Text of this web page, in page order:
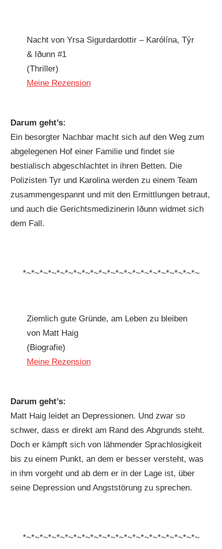
Nacht von Yrsa Sigurdardottir – Karólína, Týr
& Iðunn #1
(Thriller)
Meine Rezension
Darum geht’s:
Ein besorgter Nachbar macht sich auf den Weg zum
abgelegenen Hof einer Familie und findet sie
bestialisch abgeschlachtet in ihren Betten. Die
Polizisten Tyr und Karolina werden zu einem Team
zusammengespannt und mit den Ermittlungen betraut,
und auch die Gerichtsmedizinerin Iðunn widmet sich
dem Fall.
*~*~*~*~*~*~*~*~*~*~*~*~*~*~*~*~*~*~*~*~*~
Ziemlich gute Gründe, am Leben zu bleiben
von Matt Haig
(Biografie)
Meine Rezension
Darum geht’s:
Matt Haig leidet an Depressionen. Und zwar so
schwer, dass er direkt am Rand des Abgrunds steht.
Doch er kämpft sich von lähmender Sprachlosigkeit
bis zu einem Punkt, an dem er besser versteht, was
in ihm vorgeht und ab dem er in der Lage ist, über
seine Depression und Angststörung zu sprechen.
*~*~*~*~*~*~*~*~*~*~*~*~*~*~*~*~*~*~*~*~*~